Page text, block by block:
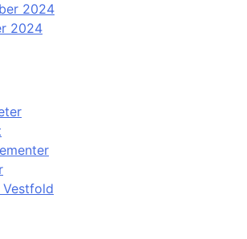
2024
2024
Vestfold